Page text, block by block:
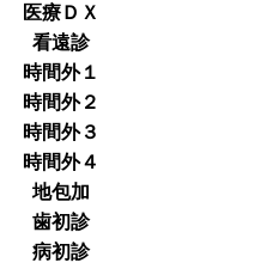
医療ＤＸ
看遠診
時間外１
時間外２
時間外３
時間外４
地包加
歯初診
病初診